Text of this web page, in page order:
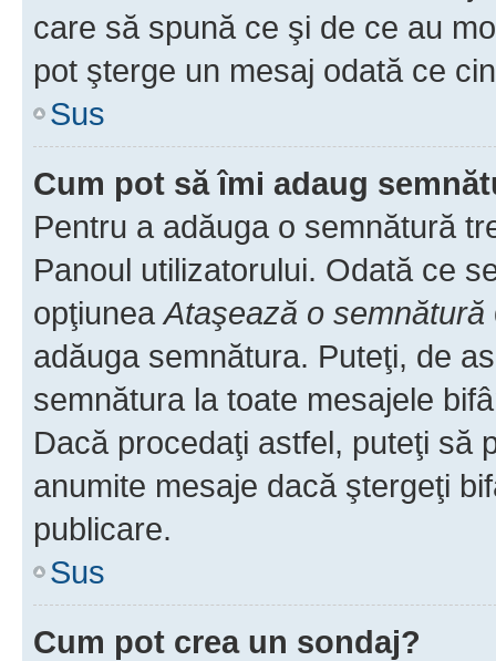
care să spună ce şi de ce au
pot şterge un mesaj odată ce
Sus
Cum pot să îmi adaug
Pentru a adăuga o semnătură
Panoul utilizatorului. Odată ce
opţiuneaAtaşează o semnătură
adăuga semnătura. Puteţi, de
semnătura la toate mesajele
Dacă procedaţi astfel, puteţi să
anumite mesaje dacă ştergeţi
publicare.
Sus
Cum pot crea un sondaj?